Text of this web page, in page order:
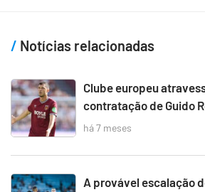
Notícias relacionadas
Clube europeu
contratação de Guido
há 7 meses
A provável escalação